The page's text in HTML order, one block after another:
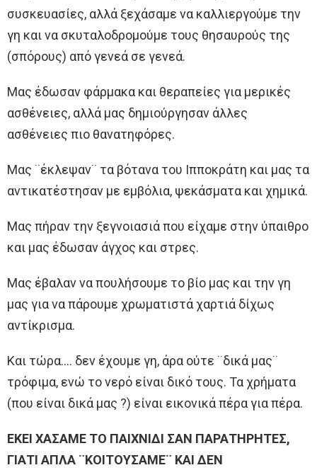
συσκευασίες, αλλά ξεχάσαμε να καλλιεργούμε την
γη και να σκυταλοδρομούμε τους θησαυρούς της
(σπόρους) από γενεά σε γενεά.
Μας έδωσαν φάρμακα και θεραπείες για μερικές
ασθένειες, αλλά μας δημιούργησαν άλλες
ασθένειες πιο θανατηφόρες.
Μας ¨έκλεψαν¨ τα βότανα του Ιπποκράτη και μας τα
αντικατέστησαν με εμβόλια, ψεκάσματα και χημικά.
Μας πήραν την ξεγνοιασιά που είχαμε στην ύπαιθρο
και μας έδωσαν άγχος και στρες.
Μας έβαλαν να πουλήσουμε το βίο μας και την γη
μας για να πάρουμε χρωματιστά χαρτιά δίχως
αντίκρισμα.
Και τώρα…. δεν έχουμε γη, άρα ούτε ¨δικά μας¨
τρόφιμα, ενώ το νερό είναι δικό τους. Τα χρήματα
(που είναι δικά μας ?) είναι εικονικά πέρα για πέρα.
ΕΚΕΙ ΧΑΣΑΜΕ ΤΟ ΠΑΙΧΝΙΔΙ ΣΑΝ ΠΑΡΑΤΗΡΗΤΕΣ,
ΓΙΑΤΙ ΑΠΛΑ ¨ΚΟΙΤΟΥΣΑΜΕ¨ ΚΑΙ ΔΕΝ